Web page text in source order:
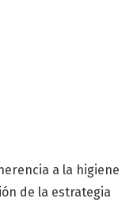
a la higiene
de la estrategia